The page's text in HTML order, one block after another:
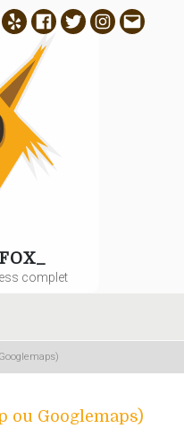
YelpFacebook
TwitterInstagram
E-
complet
ou Googlemaps)